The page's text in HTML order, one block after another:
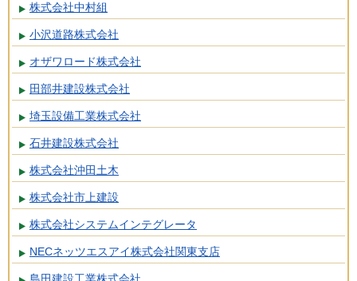
株式会社中村組
小沢道路株式会社
オザワロード株式会社
田部井建設株式会社
埼玉設備工業株式会社
石井建設株式会社
株式会社沖田土木
株式会社市上建設
株式会社システムインテグレータ
NECネッツエスアイ株式会社関東支店